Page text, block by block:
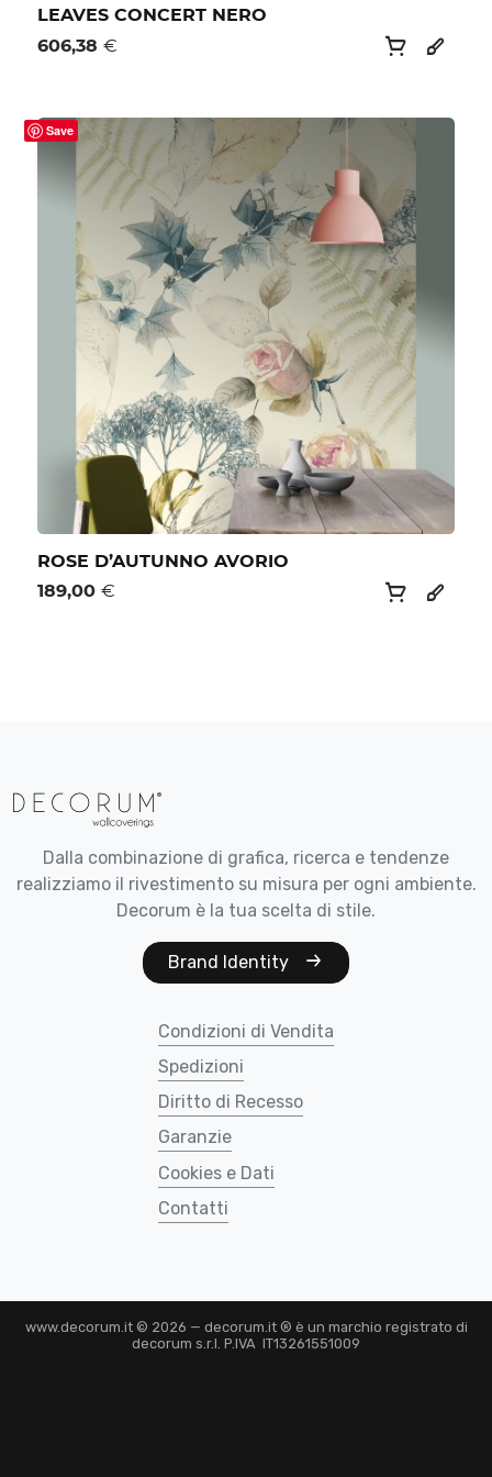
LEAVES CONCERT NERO
606,38€
Save
ROSE D’AUTUNNO AVORIO
189,00€
Dalla combinazione di grafica, ricerca e tendenze
realizziamo il rivestimento su misura per ogni ambiente.
Decorum è la tua scelta di stile.
Brand Identity
Condizioni di Vendita
Spedizioni
Diritto di Recesso
Garanzie
Cookies e Dati
Contatti
www.decorum.it © 2026 — decorum.it ® è un marchio registrato di
decorum s.r.l. P.IVA IT13261551009